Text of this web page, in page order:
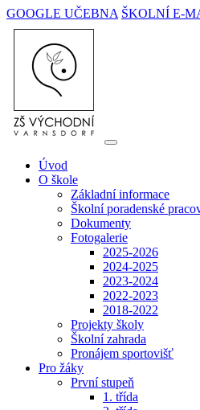
GOOGLE UČEBNA ŠKOLNÍ E-
Úvod
O škole
Základní informace
Školní poradenské
Dokumenty
Fotogalerie
2025-2026
2024-2025
2023-2024
2022-2023
2018-2022
Projekty školy
Školní zahrada
Pronájem sportovišť
Pro žáky
První stupeň
1. třída